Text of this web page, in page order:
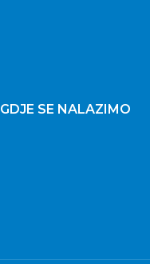
GDJE SE NALAZIMO